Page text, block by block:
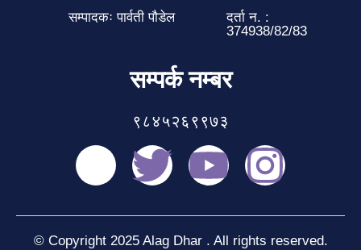
सम्पादकः पार्वती पौडेल
दर्ता न. :
374938/82/83
सम्पर्क नम्बर
९८४५२६९९७३
© Copyright 2025 Alag Dhar . All rights reserved.